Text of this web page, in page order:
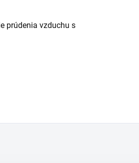
prúdenia vzduchu s